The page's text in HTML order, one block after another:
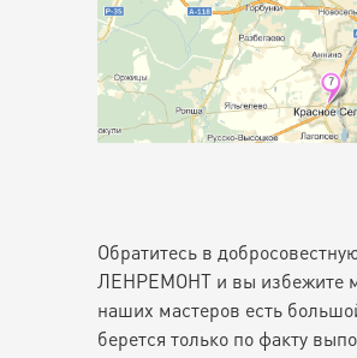
Обратитесь в
ЛЕНРЕМОНТ и вы избежите
наших мастеров есть
берется только по факту